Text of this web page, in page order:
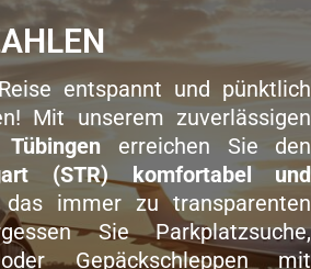
entspannt und pünktlich
Mit unserem zuverlässigen
erreichen Sie den
(STR) komfortabel und
immer zu transparenten
Sie Parkplatzsuche,
Gepäckschleppen mit